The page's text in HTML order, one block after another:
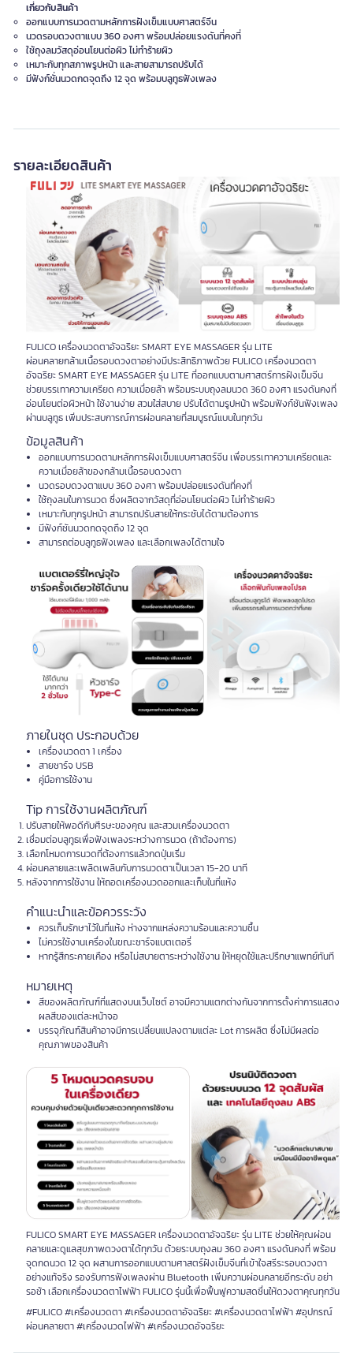
เกี่ยวกับสินค้า
ออกแบบการนวดตามหลักการฝังเข็มแบบศาสตร์จีน
นวดรอบดวงตาแบบ 360 องศา พร้อมปล่อยแรงดันที่คงที่
ใช้ถุงลมวัสดุอ่อนโยนต่อผิว ไม่ทำร้ายผิว
เหมาะกับทุกสภาพรูปหน้า และสายสามารถปรับได้
มีฟังก์ชั่นนวดกดจุดถึง 12 จุด พร้อมบลูทูธฟังเพลง
รายละเอียดสินค้า
FULICO เครื่องนวดตาอัจฉริยะ SMART EYE MASSAGER รุ่น LITE
ผ่อนคลายกล้ามเนื้อรอบดวงตาอย่างมีประสิทธิภาพด้วย FULICO เครื่องนวดตา
อัจฉริยะ SMART EYE MASSAGER รุ่น LITE ที่ออกแบบตามศาสตร์การฝังเข็มจีน
ช่วยบรรเทาความเครียด ความเมื่อยล้า พร้อมระบบถุงลมนวด 360 องศา แรงดันคงที่
อ่อนโยนต่อผิวหน้า ใช้งานง่าย สวมใส่สบาย ปรับได้ตามรูปหน้า พร้อมฟังก์ชันฟังเพลง
ผ่านบลูทูธ เพิ่มประสบการณ์การผ่อนคลายที่สมบูรณ์แบบในทุกวัน
ข้อมูลสินค้า
ออกแบบการนวดตามหลักการฝังเข็มแบบศาสตร์จีน เพื่อบรรเทาความเครียดและ
ความเมื่อยล้าของกล้ามเนื้อรอบดวงตา
นวดรอบดวงตาแบบ 360 องศา พร้อมปล่อยแรงดันที่คงที่
ใช้ถุงลมในการนวด ซึ่งผลิตจากวัสดุที่อ่อนโยนต่อผิว ไม่ทำร้ายผิว
เหมาะกับทุกรูปหน้า สามารถปรับสายให้กระชับได้ตามต้องการ
มีฟังก์ชันนวดกดจุดถึง 12 จุด
สามารถต่อบลูทูธฟังเพลง และเลือกเพลงได้ตามใจ
ภายในชุด ประกอบด้วย
เครื่องนวดตา 1 เครื่อง
สายชาร์จ USB
คู่มือการใช้งาน
Tip การใช้งานผลิตภัณฑ์
ปรับสายให้พอดีกับศีรษะของคุณ และสวมเครื่องนวดตา
เชื่อมต่อบลูทูธเพื่อฟังเพลงระหว่างการนวด (ถ้าต้องการ)
เลือกโหมดการนวดที่ต้องการแล้วกดปุ่มเริ่ม
ผ่อนคลายและเพลิดเพลินกับการนวดตาเป็นเวลา 15-20 นาที
หลังจากการใช้งาน ให้ถอดเครื่องนวดออกและเก็บในที่แห้ง
คำแนะนำและข้อควรระวัง
ควรเก็บรักษาไว้ในที่แห้ง ห่างจากแหล่งความร้อนและความชื้น
ไม่ควรใช้งานเครื่องในขณะชาร์จแบตเตอรี่
หากรู้สึกระคายเคือง หรือไม่สบายตาระหว่างใช้งาน ให้หยุดใช้และปรึกษาแพทย์ทันที
หมายเหตุ
สีของผลิตภัณฑ์ที่แสดงบนเว็บไซต์ อาจมีความแตกต่างกันจากการตั้งค่าการแสดง
ผลสีของแต่ละหน้าจอ
บรรจุภัณฑ์สินค้าอาจมีการเปลี่ยนแปลงตามแต่ละ Lot การผลิต ซึ่งไม่มีผลต่อ
คุณภาพของสินค้า
FULICO SMART EYE MASSAGER เครื่องนวดตาอัจฉริยะ รุ่น LITE ช่วยให้คุณผ่อน
คลายและดูแลสุขภาพดวงตาได้ทุกวัน ด้วยระบบถุงลม 360 องศา แรงดันคงที่ พร้อม
จุดกดนวด 12 จุด ผสานการออกแบบตามศาสตร์ฝังเข็มจีนที่เข้าใจสรีระรอบดวงตา
อย่างแท้จริง รองรับการฟังเพลงผ่าน Bluetooth เพิ่มความผ่อนคลายอีกระดับ อย่า
รอช้า เลือกเครื่องนวดตาไฟฟ้า FULICO รุ่นนี้เพื่อฟื้นฟูความสดชื่นให้ดวงตาคุณทุกวัน
#FULICO #เครื่องนวดตา #เครื่องนวดตาอัจฉริยะ #เครื่องนวดตาไฟฟ้า #อุปกรณ์
ผ่อนคลายตา #เครื่องนวดไฟฟ้า #เครื่องนวดอัจฉริยะ